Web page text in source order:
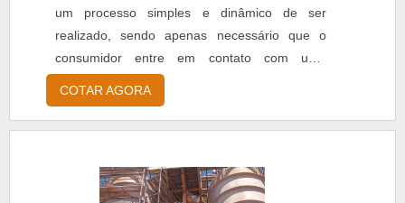
serviços. São opções variadas que a empresa
oferece, como andaimes e placa de base
elevatória com ótima qualidade e
excelência.Apresentando produtos de alto
padrão, a empresa conta com profissionais
especializados e instalações modernas e em
de todos Getec Andaimes, sendo assim, a
empresa tem sido preferência no segmento,
um processo simples e dinâmico de ser
realizado, sendo apenas necessário que o
consumidor entre em contato com uma
empresa que preste esse tipo de serviço, tal
como Escala Andaimes e Equipamentos,
e Equipamentos é uma empresa excepcional e
idônea, com profissionais aptos a exercer suas
COTAR AGORA